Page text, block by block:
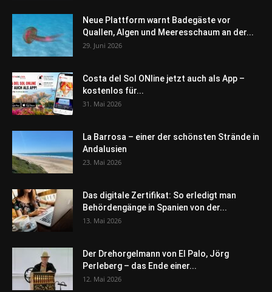
Neue Plattform warnt Badegäste vor
Quallen, Algen und Meeresschaum an der...
29. Juni 2026
Costa del Sol ONline jetzt auch als App –
kostenlos für...
31. Mai 2026
La Barrosa – einer der schönsten Strände in
Andalusien
23. Mai 2026
Das digitale Zertifikat: So erledigt man
Behördengänge in Spanien von der...
13. Mai 2026
Der Drehorgelmann von El Palo, Jörg
Perleberg – das Ende einer...
12. Mai 2026